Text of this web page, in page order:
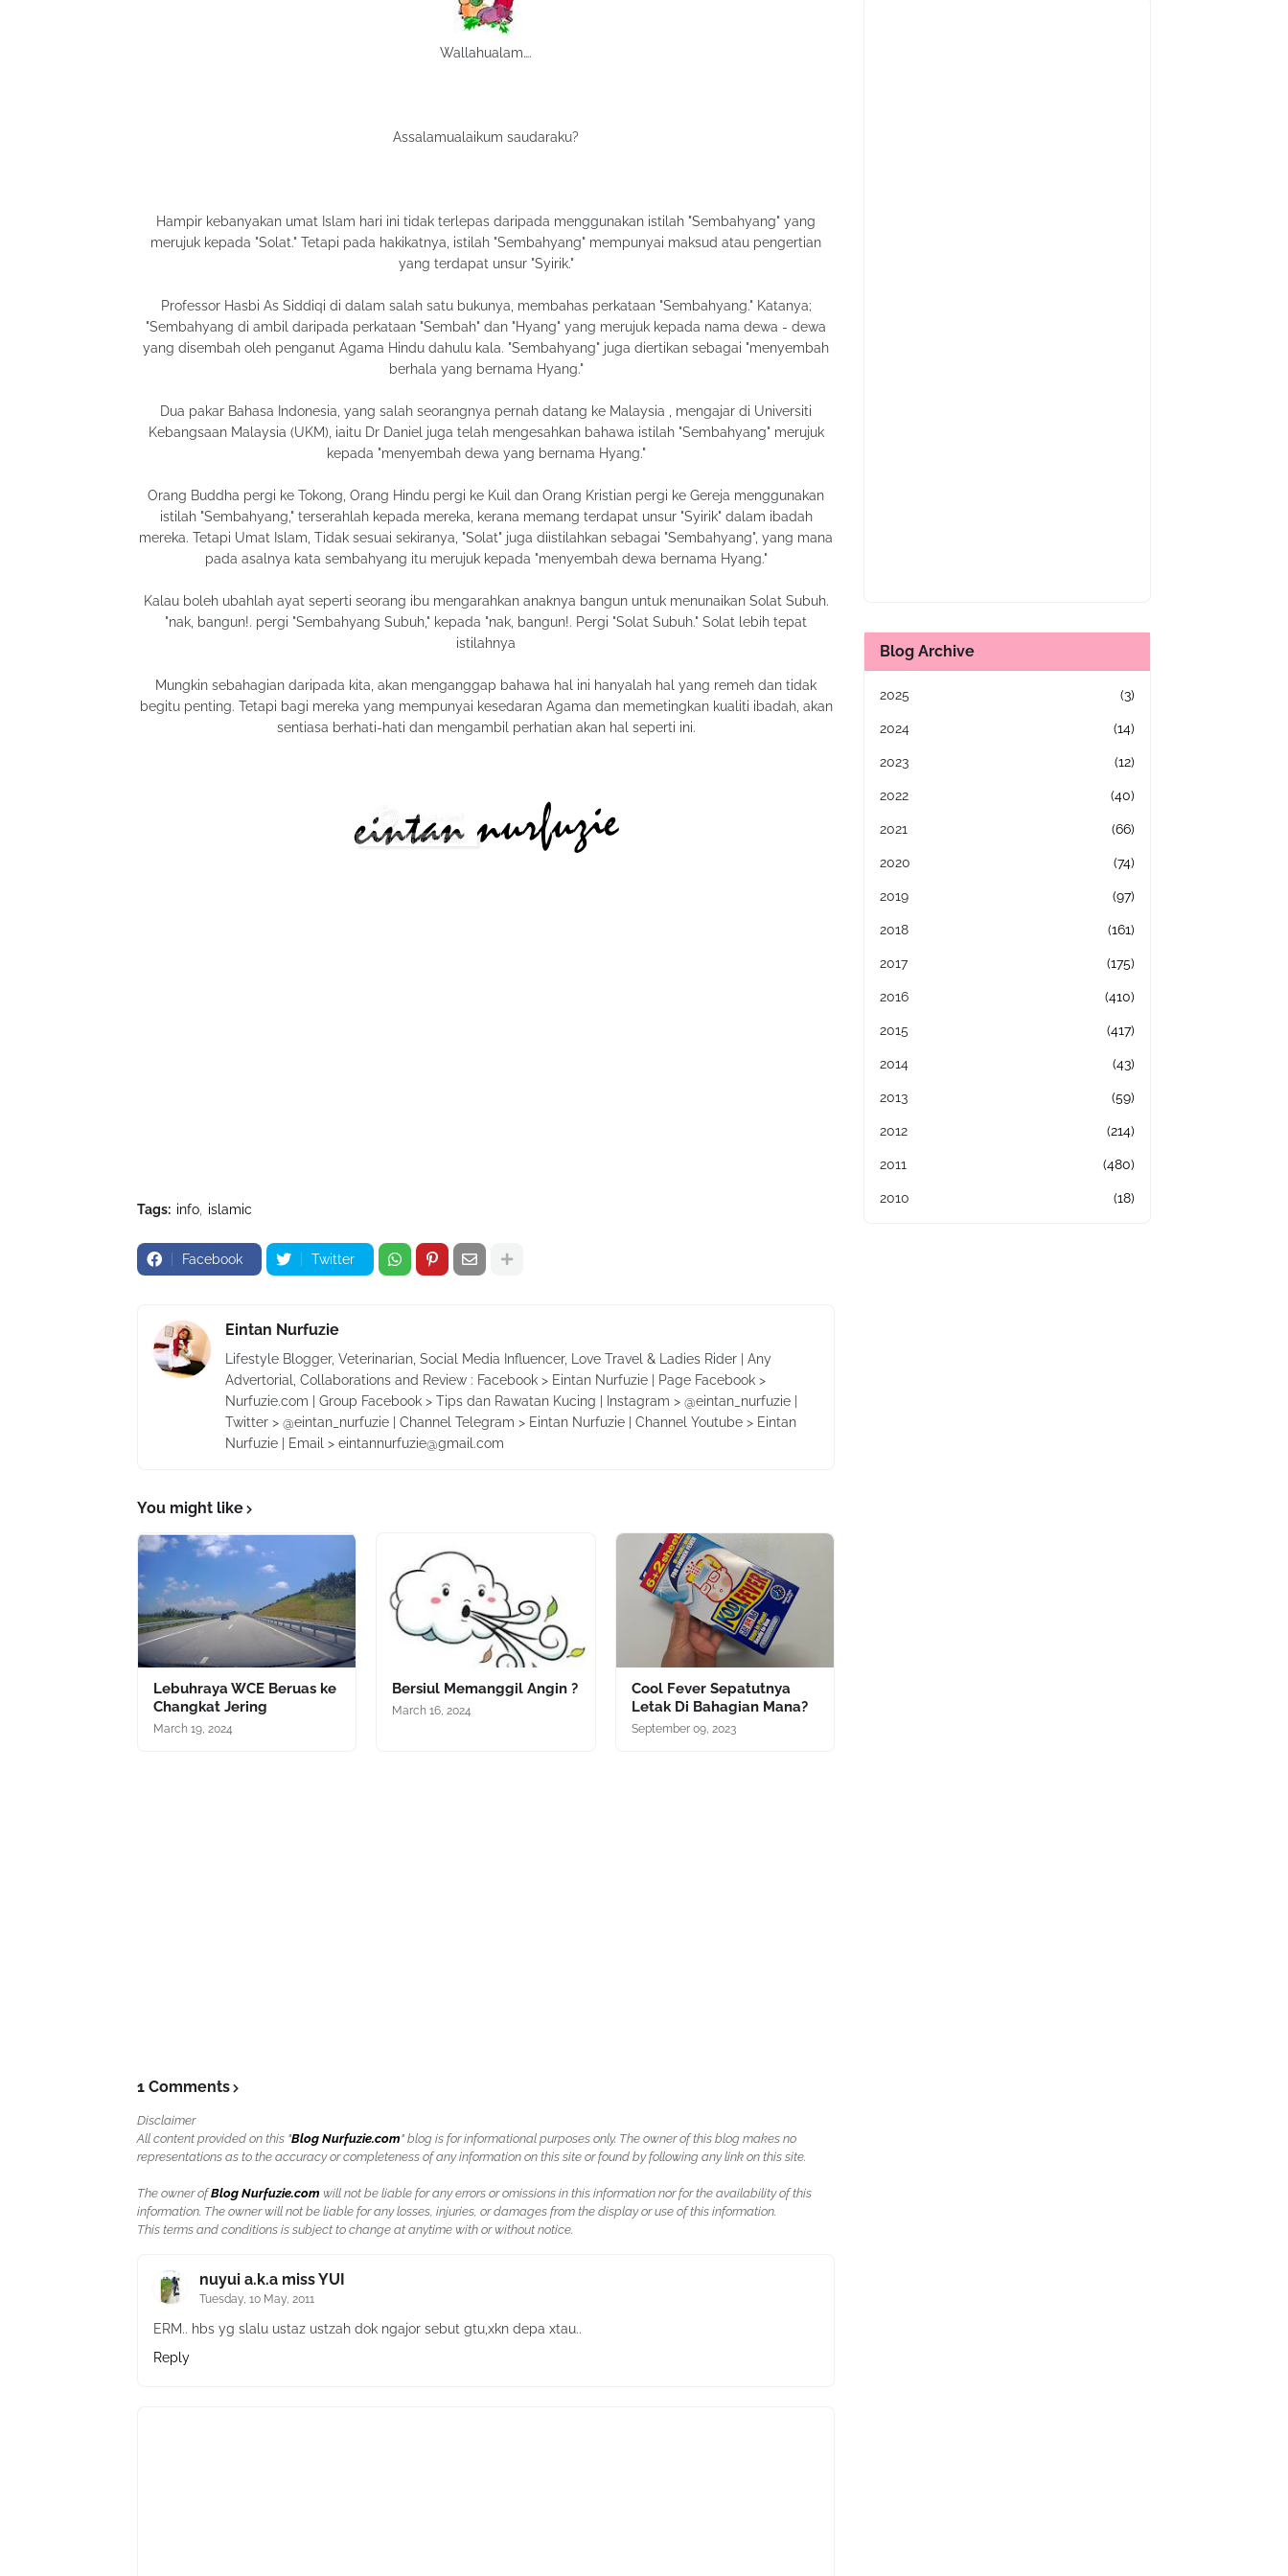
Wallahualam….
Assalamualaikum saudaraku?
Hampir kebanyakan umat Islam hari ini tidak terlepas daripada menggunakan istilah "Sembahyang" yang
merujuk kepada "Solat." Tetapi pada hakikatnya, istilah "Sembahyang" mempunyai maksud atau pengertian
yang terdapat unsur "Syirik."
Professor Hasbi As Siddiqi di dalam salah satu bukunya, membahas perkataan "Sembahyang." Katanya;
"Sembahyang di ambil daripada perkataan "Sembah" dan "Hyang" yang merujuk kepada nama dewa - dewa
yang disembah oleh penganut Agama Hindu dahulu kala. "Sembahyang" juga diertikan sebagai "menyembah
berhala yang bernama Hyang."
Dua pakar Bahasa Indonesia, yang salah seorangnya pernah datang ke Malaysia , mengajar di Universiti
Kebangsaan Malaysia (UKM), iaitu Dr Daniel juga telah mengesahkan bahawa istilah "Sembahyang" merujuk
kepada "menyembah dewa yang bernama Hyang."
Orang Buddha pergi ke Tokong, Orang Hindu pergi ke Kuil dan Orang Kristian pergi ke Gereja menggunakan
istilah "Sembahyang," terserahlah kepada mereka, kerana memang terdapat unsur "Syirik" dalam ibadah
mereka. Tetapi Umat Islam, Tidak sesuai sekiranya, "Solat" juga diistilahkan sebagai "Sembahyang", yang mana
pada asalnya kata sembahyang itu merujuk kepada "menyembah dewa bernama Hyang."
Kalau boleh ubahlah ayat seperti seorang ibu mengarahkan anaknya bangun untuk menunaikan Solat Subuh.
"nak, bangun!. pergi "Sembahyang Subuh," kepada "nak, bangun!. Pergi "Solat Subuh." Solat lebih tepat
istilahnya
Mungkin sebahagian daripada kita, akan menganggap bahawa hal ini hanyalah hal yang remeh dan tidak
begitu penting. Tetapi bagi mereka yang mempunyai kesedaran Agama dan memetingkan kualiti ibadah, akan
sentiasa berhati-hati dan mengambil perhatian akan hal seperti ini.
Tags: info islamic
Facebook Twitter
Eintan Nurfuzie
Lifestyle Blogger, Veterinarian, Social Media Influencer, Love Travel & Ladies Rider | Any
Advertorial, Collaborations and Review : Facebook > Eintan Nurfuzie | Page Facebook >
Nurfuzie.com | Group Facebook > Tips dan Rawatan Kucing | Instagram > @eintan_nurfuzie |
Twitter > @eintan_nurfuzie | Channel Telegram > Eintan Nurfuzie | Channel Youtube > Eintan
Nurfuzie | Email > eintannurfuzie@gmail.com
You might like
Lebuhraya WCE Beruas ke
Changkat Jering
March 19, 2024
Bersiul Memanggil Angin ?
March 16, 2024
Cool Fever Sepatutnya
Letak Di Bahagian Mana?
September 09, 2023
1 Comments
Disclaimer
All content provided on this "Blog Nurfuzie.com" blog is for informational purposes only. The owner of this blog makes no
representations as to the accuracy or completeness of any information on this site or found by following any link on this site.
The owner ofBlog Nurfuzie.com will not be liable for any errors or omissions in this information nor for the availability of this
information. The owner will not be liable for any losses, injuries, or damages from the display or use of this information.
This terms and conditions is subject to change at anytime with or without notice.
nuyui a.k.a miss YUI
Tuesday, 10 May, 2011
ERM.. hbs yg slalu ustaz ustzah dok ngajor sebut gtu,xkn depa xtau..
Reply
Blog Archive
2025 (3)
2024 (14)
2023 (12)
2022 (40)
2021 (66)
2020 (74)
2019 (97)
2018 (161)
2017 (175)
2016 (410)
2015 (417)
2014 (43)
2013 (59)
2012 (214)
2011 (480)
2010 (18)